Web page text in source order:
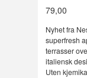
79,00
Nyhet fra
superfresh
terrasser
italiensk
Uten